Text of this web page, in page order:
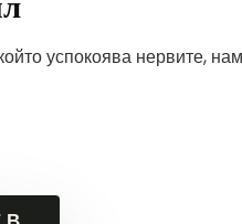
успокоява нервите,